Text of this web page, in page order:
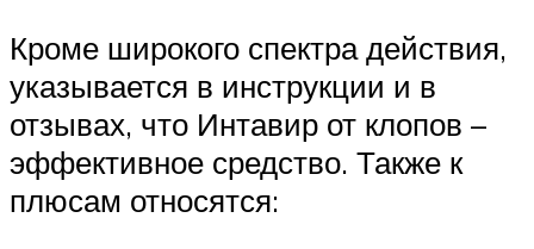
Кроме широкого спектра действия,
указывается в инструкции и в
отзывах, что Интавир от клопов –
эффективное средство. Также к
плюсам относятся: